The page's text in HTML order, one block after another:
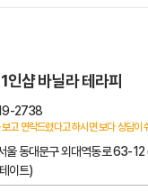
인샵 바닐라 테라피
2738
고 연락드렸다고 하시면 보다 상담이
동대문구 외대역동로 63-12
이트)